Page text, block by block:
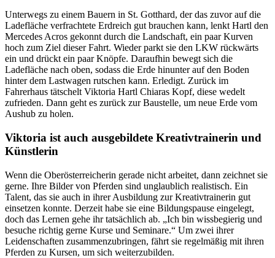
Unterwegs zu einem Bauern in St. Gotthard, der das zuvor auf die
Ladefläche verfrachtete Erdreich gut brauchen kann, lenkt Hartl den
Mercedes Acros gekonnt durch die Landschaft, ein paar Kurven
hoch zum Ziel dieser Fahrt. Wieder parkt sie den LKW rückwärts
ein und drückt ein paar Knöpfe. Daraufhin bewegt sich die
Ladefläche nach oben, sodass die Erde hinunter auf den Boden
hinter dem Lastwagen rutschen kann. Erledigt. Zurück im
Fahrerhaus tätschelt Viktoria Hartl Chiaras Kopf, diese wedelt
zufrieden. Dann geht es zurück zur Baustelle, um neue Erde vom
Aushub zu holen.
Viktoria ist auch ausgebildete Kreativtrainerin und
Künstlerin
Wenn die Oberösterreicherin gerade nicht arbeitet, dann zeichnet sie
gerne. Ihre Bilder von Pferden sind unglaublich realistisch. Ein
Talent, das sie auch in ihrer Ausbildung zur Kreativtrainerin gut
einsetzen konnte. Derzeit habe sie eine Bildungspause eingelegt,
doch das Lernen gehe ihr tatsächlich ab. „Ich bin wissbegierig und
besuche richtig gerne Kurse und Seminare.“ Um zwei ihrer
Leidenschaften zusammenzubringen, fährt sie regelmäßig mit ihren
Pferden zu Kursen, um sich weiterzubilden.